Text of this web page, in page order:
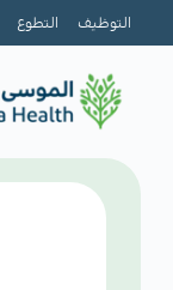
التوظيف التطوع